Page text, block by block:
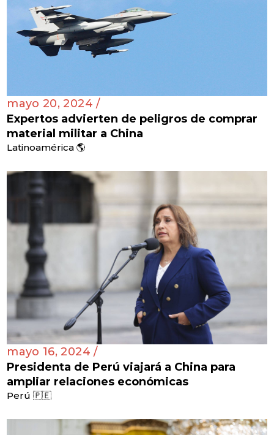
mayo 20, 2024 /
Expertos advierten de peligros de comprar
material militar a China
Latinoamérica 🌎
mayo 16, 2024 /
Presidenta de Perú viajará a China para
ampliar relaciones económicas
Perú 🇵🇪